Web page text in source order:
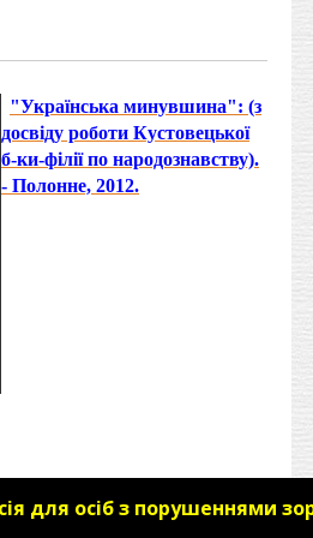
"Українська минувшина": (з
досвіду роботи Кустовецької
б-ки-філії по народознавству).
- Полонне, 2012.